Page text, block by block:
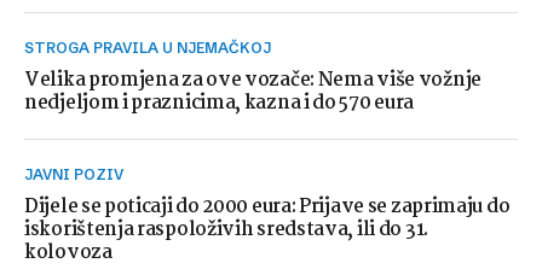
STROGA PRAVILA U NJEMAČKOJ
Velika promjena za ove vozače: Nema više vožnje
nedjeljom i praznicima, kazna i do 570 eura
JAVNI POZIV
Dijele se poticaji do 2000 eura: Prijave se zaprimaju do
iskorištenja raspoloživih sredstava, ili do 31.
kolovoza